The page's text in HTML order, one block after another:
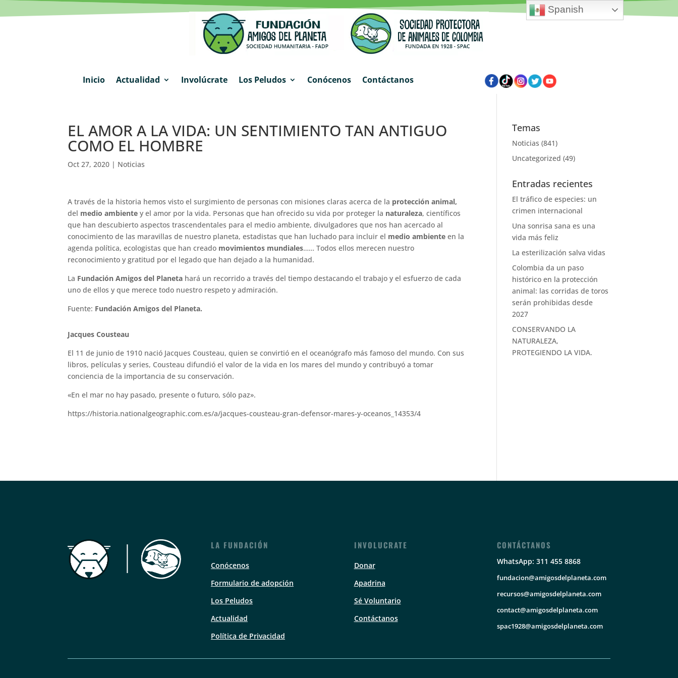
Inicio Actualidad Involúcrate Los Peludos Conócenos Contáctanos
EL AMOR A LA VIDA: UN SENTIMIENTO TAN ANTIGUO
COMO EL HOMBRE
Oct 27, 2020 | Noticias
A través de la historia hemos visto el surgimiento de personas con misiones claras acerca de la protección animal,
del medio ambiente y el amor por la vida. Personas que han ofrecido su vida por proteger la naturaleza, científicos
que han descubierto aspectos trascendentales para el medio ambiente, divulgadores que nos han acercado al
conocimiento de las maravillas de nuestro planeta, estadistas que han luchado para incluir el medio ambiente en la
agenda política, ecologistas que han creado movimientos mundiales…… Todos ellos merecen nuestro
reconocimiento y gratitud por el legado que han dejado a la humanidad.
La Fundación Amigos del Planeta hará un recorrido a través del tiempo destacando el trabajo y el esfuerzo de cada
uno de ellos y que merece todo nuestro respeto y admiración.
Fuente: Fundación Amigos del Planeta.
Jacques Cousteau
El 11 de junio de 1910 nació Jacques Cousteau, quien se convirtió en el oceanógrafo más famoso del mundo. Con sus
libros, películas y series, Cousteau difundió el valor de la vida en los mares del mundo y contribuyó a tomar
conciencia de la importancia de su conservación.
«En el mar no hay pasado, presente o futuro, sólo paz».
https://historia.nationalgeographic.com.es/a/jacques-cousteau-gran-defensor-mares-y-oceanos_14353/4
Temas
Noticias (841)
Uncategorized (49)
Entradas recientes
El tráfico de especies: un
crimen internacional
Una sonrisa sana es una
vida más feliz
La esterilización salva vidas
Colombia da un paso
histórico en la protección
animal: las corridas de toros
serán prohibidas desde
2027
CONSERVANDO LA
NATURALEZA,
PROTEGIENDO LA VIDA.
LA FUNDACIÓN
Conócenos
Formulario de adopción
Los Peludos
Actualidad
Política de Privacidad
INVOLUCRATE
Donar
Apadrina
Sé Voluntario
Contáctanos
CONTÁCTANOS
WhatsApp: 311 455 8868
fundacion@amigosdelplaneta.com
recursos@amigosdelplaneta.com
contact@amigosdelplaneta.com
spac1928@amigosdelplaneta.com
Spanish